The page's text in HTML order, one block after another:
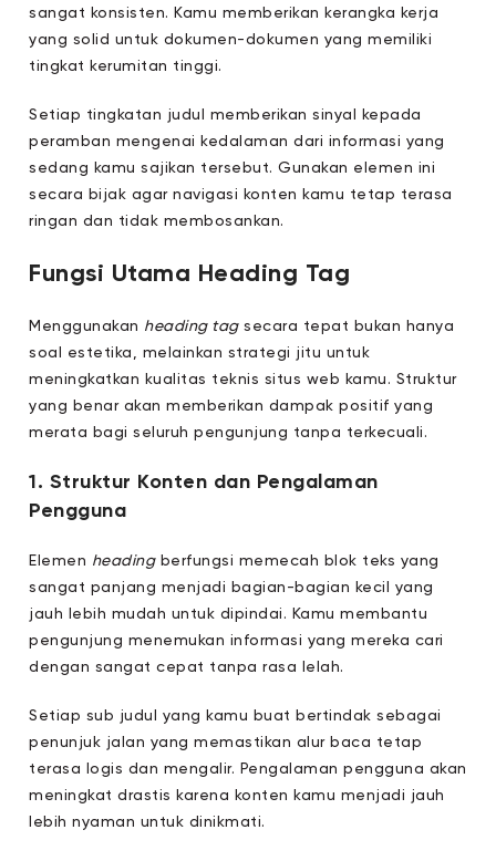
sangat konsisten. Kamu memberikan kerangka kerja
yang solid untuk dokumen-dokumen yang memiliki
tingkat kerumitan tinggi.
Setiap tingkatan judul memberikan sinyal kepada
peramban mengenai kedalaman dari informasi yang
sedang kamu sajikan tersebut. Gunakan elemen ini
secara bijak agar navigasi konten kamu tetap terasa
ringan dan tidak membosankan.
Fungsi Utama Heading Tag
Menggunakan heading tagsecara tepat bukan hanya
soal estetika, melainkan strategi jitu untuk
meningkatkan kualitas teknis situs web kamu. Struktur
yang benar akan memberikan dampak positif yang
merata bagi seluruh pengunjung tanpa terkecuali.
1. Struktur Konten dan Pengalaman
Pengguna
Elemen headingberfungsi memecah blok teks yang
sangat panjang menjadi bagian-bagian kecil yang
jauh lebih mudah untuk dipindai. Kamu membantu
pengunjung menemukan informasi yang mereka cari
dengan sangat cepat tanpa rasa lelah.
Setiap sub judul yang kamu buat bertindak sebagai
penunjuk jalan yang memastikan alur baca tetap
terasa logis dan mengalir. Pengalaman pengguna akan
meningkat drastis karena konten kamu menjadi jauh
lebih nyaman untuk dinikmati.